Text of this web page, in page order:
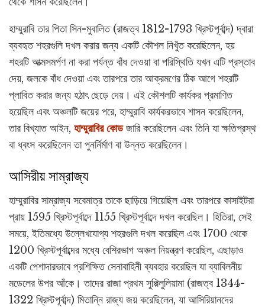
হাম্মুরাবি তার পিতা সিন-মুবালিত (রাজত্ব 1812-1793 খ্রিস্টপূর্বাব্দ) দ্বারা
ব্যবহৃত শহরগুলি দখল করার জন্য একটি কৌশল নিখুঁত করেছিলেন, হয়
শহরটি আত্মসমর্পণ না করা পর্যন্ত বাঁধ দেওয়া বা পরিস্থিতি যখন এটি প্রস্তাব
দেয়, জলকে বাঁধ দেওয়া এবং তারপরে তার আক্রমণের ঠিক আগে শহরটি
প্লাবিত করার জন্য হঠাৎ ছেড়ে দেয়। এই কৌশলটি কার্যকর প্রমাণিত
হয়েছিল এবং অঞ্চলটি জয়ের পরে, হাম্মুরাবি কার্যকরভাবে শাসন করেছিলেন,
তার বিখ্যাত আইন, হাম্মুরাবির কোডজারি করেছিলেন এবং তিনি যা ক্ষতিগ্রস্থ
বা ধ্বংস করেছিলেন তা পুনর্নির্মাণ বা উন্নত করেছিলেন।
আসিরীয় সাম্রাজ্য
হাম্মুরাবির সাম্রাজ্য সবেমাত্র তাকে ছাড়িয়ে গিয়েছিল এবং তারপরে কাসাইটরা
প্রায় 1595 খ্রিস্টপূর্বাব্দে 1155 খ্রিস্টপূর্বাব্দে দখল করেছিল। হিতিরা, সেই
সময়ে, ইতিমধ্যে উল্লেখযোগ্য শহরগুলি দখল করেছিল এবং 1700 থেকে
1200 খ্রিস্টপূর্বাব্দের মধ্যে বেশিরভাগ অঞ্চল নিয়ন্ত্রণ করেছিল, এছাড়াও
একটি পেশাদারভাবে প্রশিক্ষিত সেনাবাহিনী ব্যবহার করেছিল যা ব্যাবিলনীয়
মডেলের উপর আঁকে। তাদের রাজা প্রথম সুপ্পিলুলিয়ামা (রাজত্ব 1344-
1322 খ্রিস্টপূর্বাব্দ) মিতান্নি রাজ্য জয় করেছিলেন, যা আসিরিয়ানদের